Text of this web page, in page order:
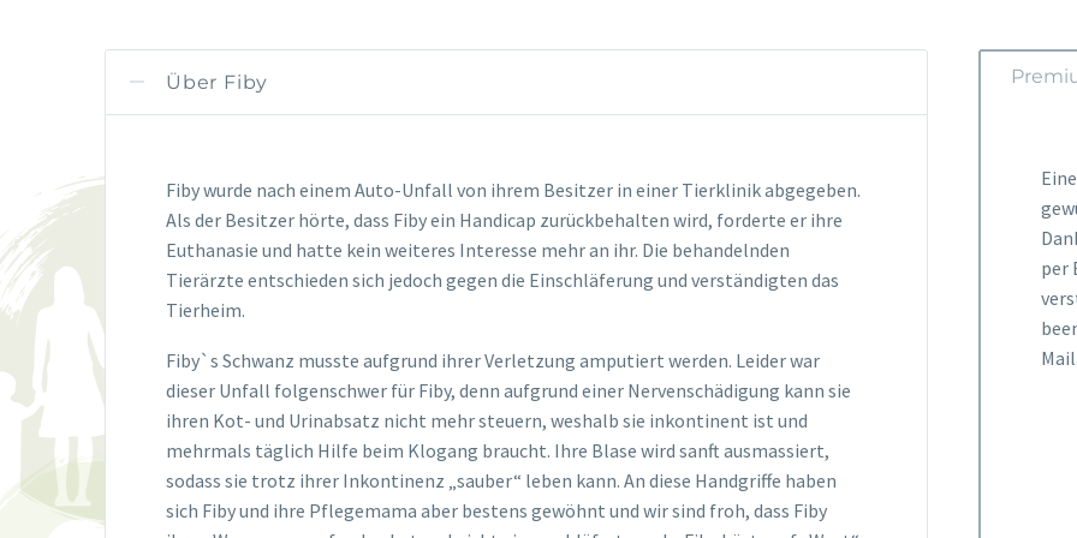
Über Fiby
Fiby wurde nach einem Auto-Unfall von ihrem Besitzer in einer Tierklinik abgegeben.
Als der Besitzer hörte, dass Fiby ein Handicap zurückbehalten wird, forderte er ihre
Euthanasie und hatte kein weiteres Interesse mehr an ihr. Die behandelnden
Tierärzte entschieden sich jedoch gegen die Einschläferung und verständigten das
Tierheim.
Fiby`s Schwanz musste aufgrund ihrer Verletzung amputiert werden. Leider war
dieser Unfall folgenschwer für Fiby, denn aufgrund einer Nervenschädigung kann sie
ihren Kot- und Urinabsatz nicht mehr steuern, weshalb sie inkontinent ist und
mehrmals täglich Hilfe beim Klogang braucht. Ihre Blase wird sanft ausmassiert,
sodass sie trotz ihrer Inkontinenz „sauber“ leben kann. An diese Handgriffe haben
sich Fiby und ihre Pflegemama aber bestens gewöhnt und wir sind froh, dass Fiby
per